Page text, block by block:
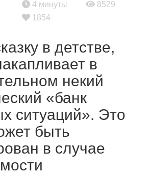
4 минуты
8529
1854
в детстве,
в
некий
«банк
ситуаций». Это
быть
в случае